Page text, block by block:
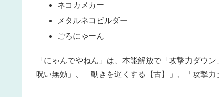
ネコカメカー
メタルネコビルダー
ごろにゃーん
「にゃんでやねん」は、本能解放で「攻撃力ダウ
呪い無効」、「動きを遅くする【古】」、「攻撃